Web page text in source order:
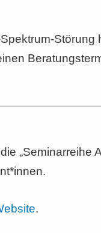
Störung
„Seminarreihe
.